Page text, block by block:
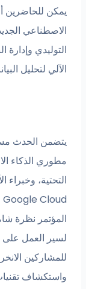
يمكن للحاضرين
الاصطناعي
التوليدي وإدارة
الآلي لتحليل
يتضمن الحدث
مطوري الذكاء
التحتية،
المؤتمر نظرة
لسير العمل
للمشاركين
واستكشاف